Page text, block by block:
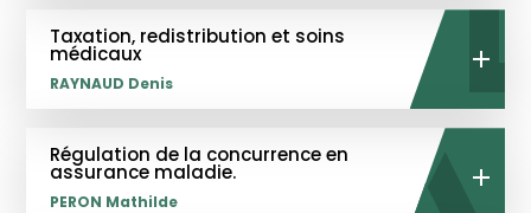
Taxation, redistribution et soins
médicaux
RAYNAUD Denis
Régulation de la concurrence en
assurance maladie.
PERON Mathilde